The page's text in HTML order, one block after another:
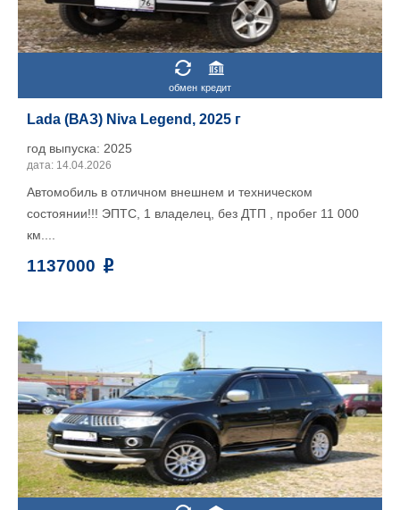
обмен кредит
Lada (ВАЗ) Niva Legend, 2025 г
год выпуска: 2025
дата: 14.04.2026
Автомобиль в отличном внешнем и техническом
состоянии!!! ЭПТС, 1 владелец, без ДТП , пробег 11 000
км....
1137000